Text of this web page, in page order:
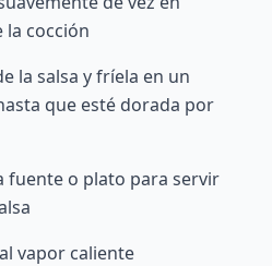
cocción
la salsa y fríela en un
que esté dorada por
fuente o plato para servir
vapor caliente